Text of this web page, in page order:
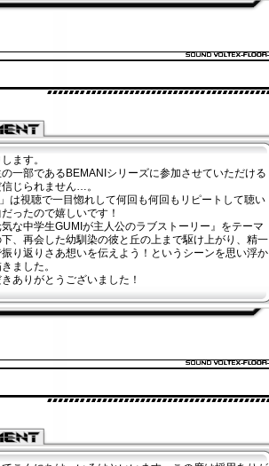
ます。
一部であるBEMANIシリーズに参加させていただける
じられません…。
」は視聴で一目惚れして何回も何回もリピートして聴い
ったので嬉しいです！
気な中学生GUMIが主人公のラブストーリー』をテーマ
、再会した幼馴染の彼と丘の上まで駆け上がり、精一
り返りさあ想いを伝えよう！というシーンを思い浮か
ました。
ありがとうございました！